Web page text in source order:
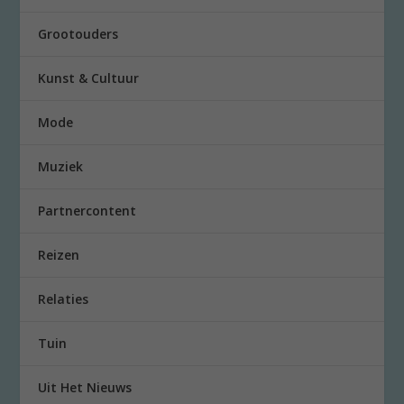
Grootouders
Kunst & Cultuur
Mode
Muziek
Partnercontent
Reizen
Relaties
Tuin
Uit Het Nieuws